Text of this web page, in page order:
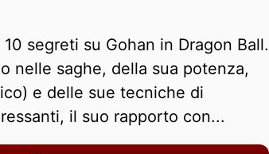
segreti su Gohan in Dragon Ball.
nelle saghe, della sua potenza,
e delle sue tecniche di
il suo rapporto con...